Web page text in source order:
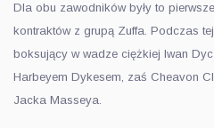
Dla obu zawodników były to
kontraktów z grupą Zuffa. Podczas
boksujący w wadze ciężkiej Iwan
Harbeyem Dykesem, zaś Cheavon
Jacka Masseya.